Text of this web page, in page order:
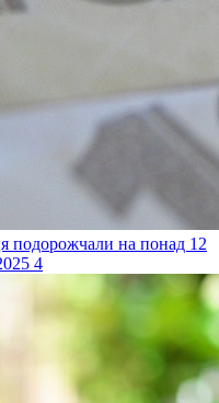
подорожчали на понад 12
4